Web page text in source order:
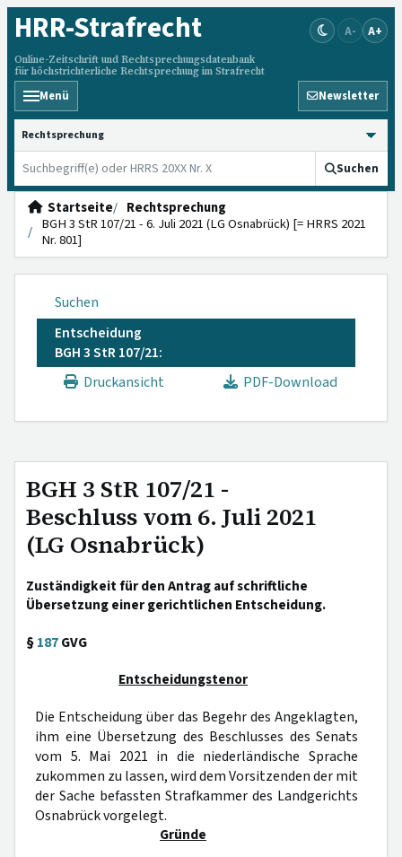
HRR-Strafrecht
Online-Zeitschrift und Rechtsprechungsdatenbank
für höchstrichterliche Rechtsprechung im Strafrecht
A- A+
Menü Newsletter
HRRS durchsuchen
Suchen
Startseite
Rechtsprechung
BGH 3 StR 107/21 - 6. Juli 2021 (LG Osnabrück) [= HRRS 2021
Nr. 801]
Suchen
Entscheidung
BGH 3 StR 107/21:
Druckansicht
PDF-Download
BGH 3 StR 107/21 -
Beschluss vom 6. Juli 2021
(LG Osnabrück)
Zuständigkeit für den Antrag auf schriftliche
Übersetzung einer gerichtlichen Entscheidung.
§187GVG
Entscheidungstenor
Die Entscheidung über das Begehr des Angeklagten,
ihm eine Übersetzung des Beschlusses des Senats
vom 5. Mai 2021 in die niederländische Sprache
zukommen zu lassen, wird dem Vorsitzenden der mit
der Sache befassten Strafkammer des Landgerichts
Osnabrück vorgelegt.
Gründe